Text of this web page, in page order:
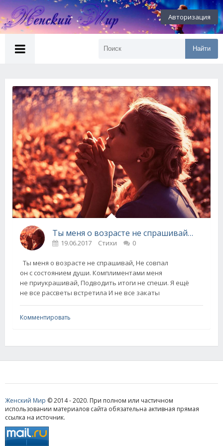
Авторизация
Найти
Ты меня о возрасте не спрашивай…
19.06.2017 Стихи 0
Ты меня о возрасте не спрашивай, Не совпал
он с состоянием души. Комплиментами меня
не приукрашивай, Подводить итоги не спеши. Я ещё
не все рассветы встретила И не все закаты
Комментировать
Женский Мир © 2014 - 2020. При полном или частичном
использовании материалов сайта обязательна активная прямая
ссылка на источник.